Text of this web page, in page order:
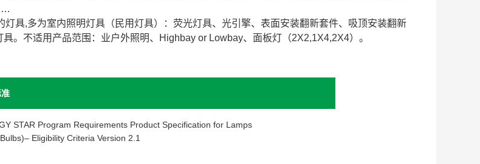
灯具,多为室内照明灯具（民用灯具）：荧光灯具、光引擎、表面安装翻新套件、吸顶安装翻新
。不适用产品范围：业户外照明、Highbay or Lowbay、面板灯（2X2,1X4,2X4）。
STAR Program Requirements Product Specification for Lamps
Eligibility Criteria Version 2.1